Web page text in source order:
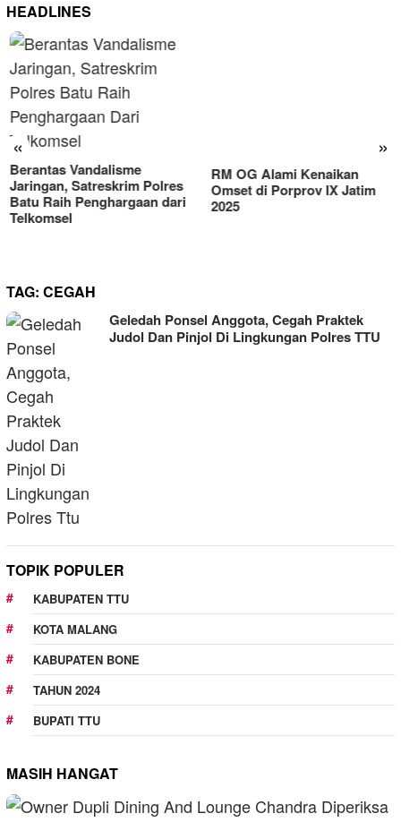
HEADLINES
« »
Berantas Vandalisme
Jaringan, Satreskrim Polres
Batu Raih Penghargaan dari
Telkomsel
TAG: CEGAH
Geledah Ponsel Anggota, Cegah Praktek
Judol Dan Pinjol Di Lingkungan Polres TTU
TOPIK POPULER
KABUPATEN TTU
KOTA MALANG
KABUPATEN BONE
TAHUN 2024
BUPATI TTU
MASIH HANGAT